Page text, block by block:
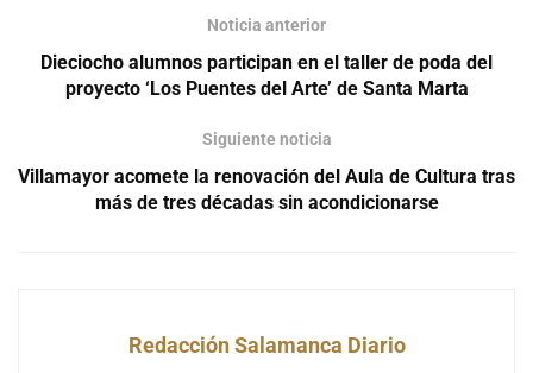
Noticia anterior
Dieciocho alumnos participan en el taller de poda del
proyecto ‘Los Puentes del Arte’ de Santa Marta
Siguiente noticia
Villamayor acomete la renovación del Aula de Cultura tras
más de tres décadas sin acondicionarse
Redacción Salamanca Diario